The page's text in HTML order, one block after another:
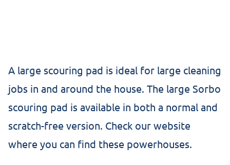
A large scouring pad is ideal for large cleaning
jobs in and around the house. The large Sorbo
scouring pad is available in both a normal and
scratch-free version. Check our website
where you can find these powerhouses.